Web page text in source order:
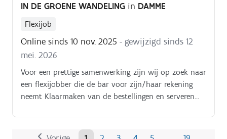
IN DE GROENE WANDELING in DAMME
Flexijob
Online sinds 10 nov. 2025 - gewijzigd sinds 12
mei. 2026
Voor een prettige samenwerking zijn wij op zoek naar
een flexijobber die de bar voor zijn/haar rekening
neemt Klaarmaken van de bestellingen en serveren